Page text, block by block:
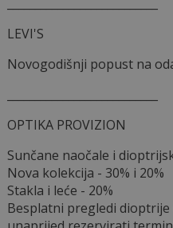
LEVI'S
Novogodišnji popust na
OPTIKA PROVIZION
Sunčane naočale i
Nova kolekcija - 30% i 20%
Stakla i leće - 20%
Besplatni pregledi